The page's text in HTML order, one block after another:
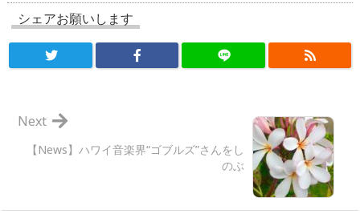
シェアお願いします
【News】ハワイ音楽界“ゴブルズ”さんをし
のぶ
Next